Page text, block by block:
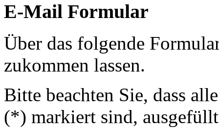
E-Mail Formular
Über das folgende
zukommen lassen.
Bitte beachten Sie, dass
(*) markiert sind,